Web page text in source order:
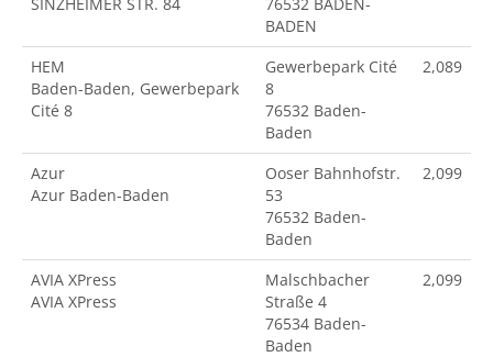
BADEN
HEM
Baden-Baden, Gewerbepark
Cité 8
Gewerbepark Cité
8
76532 Baden-
Baden
2,089
Azur
Azur Baden-Baden
Ooser Bahnhofstr.
53
76532 Baden-
Baden
2,099
AVIA XPress
AVIA XPress
Malschbacher
Straße 4
76534 Baden-
Baden
2,099